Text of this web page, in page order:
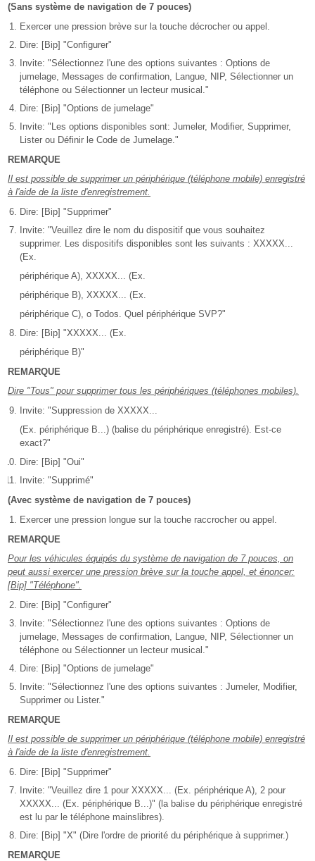
(Sans système de navigation de 7 pouces)
Exercer une pression brève sur la touche décrocher ou appel.
Dire: [Bip] "Configurer"
Invite: "Sélectionnez l'une des options suivantes : Options de
jumelage, Messages de confirmation, Langue, NIP, Sélectionner un
téléphone ou Sélectionner un lecteur musical."
Dire: [Bip] "Options de jumelage"
Invite: "Les options disponibles sont: Jumeler, Modifier, Supprimer,
Lister ou Définir le Code de Jumelage."
REMARQUE
Il est possible de supprimer un périphérique (téléphone mobile) enregistré
à l'aide de la liste d'enregistrement.
Dire: [Bip] "Supprimer"
Invite: "Veuillez dire le nom du dispositif que vous souhaitez
supprimer. Les dispositifs disponibles sont les suivants : XXXXX...
(Ex.
périphérique A), XXXXX... (Ex.
périphérique B), XXXXX... (Ex.
périphérique C), o Todos. Quel périphérique SVP?"
Dire: [Bip] "XXXXX... (Ex.
périphérique B)"
REMARQUE
Dire "Tous" pour supprimer tous les périphériques (téléphones mobiles).
Invite: "Suppression de XXXXX...
(Ex. périphérique B...) (balise du périphérique enregistré). Est-ce
exact?"
Dire: [Bip] "Oui"
Invite: "Supprimé"
(Avec système de navigation de 7 pouces)
Exercer une pression longue sur la touche raccrocher ou appel.
REMARQUE
Pour les véhicules équipés du système de navigation de 7 pouces, on
peut aussi exercer une pression brève sur la touche appel, et énoncer:
[Bip] "Téléphone".
Dire: [Bip] "Configurer"
Invite: "Sélectionnez l'une des options suivantes : Options de
jumelage, Messages de confirmation, Langue, NIP, Sélectionner un
téléphone ou Sélectionner un lecteur musical."
Dire: [Bip] "Options de jumelage"
Invite: "Sélectionnez l'une des options suivantes : Jumeler, Modifier,
Supprimer ou Lister."
REMARQUE
Il est possible de supprimer un périphérique (téléphone mobile) enregistré
à l'aide de la liste d'enregistrement.
Dire: [Bip] "Supprimer"
Invite: "Veuillez dire 1 pour XXXXX... (Ex. périphérique A), 2 pour
XXXXX... (Ex. périphérique B...)" (la balise du périphérique enregistré
est lu par le téléphone mainslibres).
Dire: [Bip] "X" (Dire l'ordre de priorité du périphérique à supprimer.)
REMARQUE